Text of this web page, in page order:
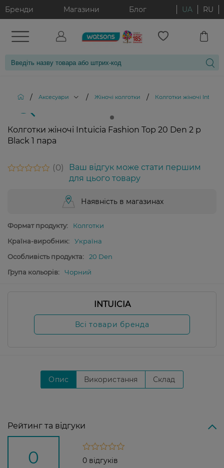
Бренди Магазини Блог UA RU
/ Аксесуари / Жіночі колготки / Колготки жіночі
Колготки жіночі Intuicia Fashion Top 20 Den 2 р
Black 1 пара
0
Ваш відгук може стати першим
для цього товару
Наявність в магазинах
Формат продукту:
Колготки
Країна-виробник:
Україна
Особливість продукта:
20 Den
Група кольорів:
Чорний
INTUICIA
Всі товари бренда
Опис Використання Склад
Рейтинг та відгуки
0 0 відгуків